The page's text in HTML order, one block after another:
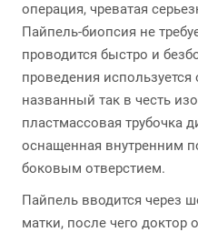
операция, чреватая
Пайпель-биопсия не
проводится быстро и
проведения
названный так в честь
пластмассовая трубочка
оснащенная внутренним
боковым отверстием.
Пайпель вводится через
матки, после чего доктор